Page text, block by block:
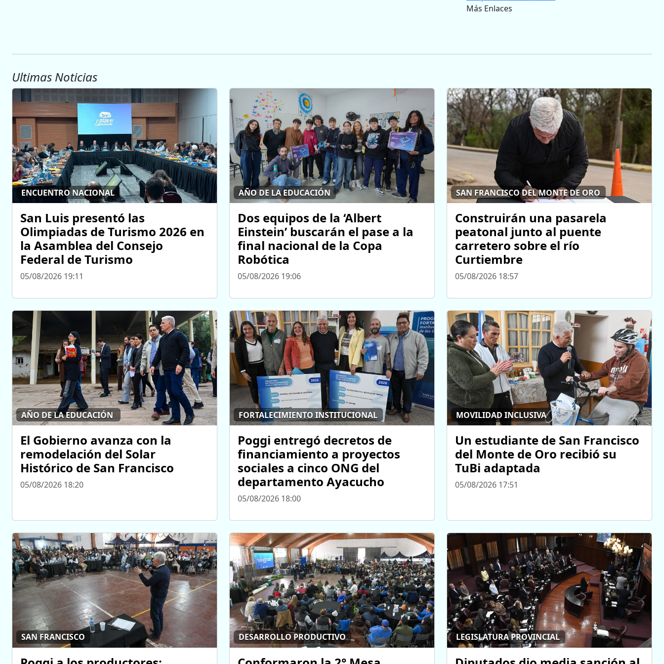
Más Enlaces
Ultimas Noticias
ENCUENTRO NACIONAL
San Luis presentó las
Olimpiadas de Turismo 2026 en
la Asamblea del Consejo
Federal de Turismo
05/08/2026 19:11
AÑO DE LA EDUCACIÓN
Dos equipos de la ‘Albert
Einstein’ buscarán el pase a la
final nacional de la Copa
Robótica
05/08/2026 19:06
SAN FRANCISCO DEL MONTE DE ORO
Construirán una pasarela
peatonal junto al puente
carretero sobre el río
Curtiembre
05/08/2026 18:57
AÑO DE LA EDUCACIÓN
El Gobierno avanza con la
remodelación del Solar
Histórico de San Francisco
05/08/2026 18:20
FORTALECIMIENTO INSTITUCIONAL
Poggi entregó decretos de
financiamiento a proyectos
sociales a cinco ONG del
departamento Ayacucho
05/08/2026 18:00
MOVILIDAD INCLUSIVA
Un estudiante de San Francisco
del Monte de Oro recibió su
TuBi adaptada
05/08/2026 17:51
SAN FRANCISCO DESARROLLO PRODUCTIVO LEGISLATURA PROVINCIAL